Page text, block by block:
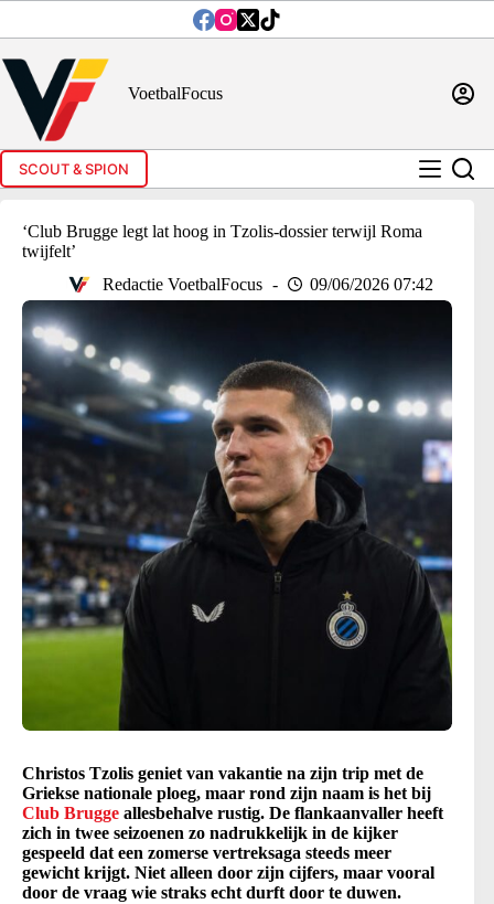
inhoud
VoetbalFocus
SCOUT & SPION
‘Club Brugge legt lat hoog in Tzolis-dossier terwijl Roma
twijfelt’
Redactie VoetbalFocus
09/06/2026 07:42
Christos Tzolis geniet van vakantie na zijn trip met de
Griekse nationale ploeg, maar rond zijn naam is het bij
Club Brugge allesbehalve rustig. De flankaanvaller heeft
zich in twee seizoenen zo nadrukkelijk in de kijker
gespeeld dat een zomerse vertreksaga steeds meer
gewicht krijgt. Niet alleen door zijn cijfers, maar vooral
door de vraag wie straks echt durft door te duwen.